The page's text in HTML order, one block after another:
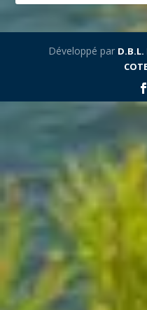
Développé par